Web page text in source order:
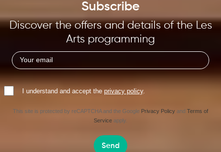
Subscribe
Discover the offers and details of the Les
Arts programming
I understand and accept the privacy policy.
This site is protected by reCAPTCHA and the Google Privacy Policy and Terms of
Service apply.
Send